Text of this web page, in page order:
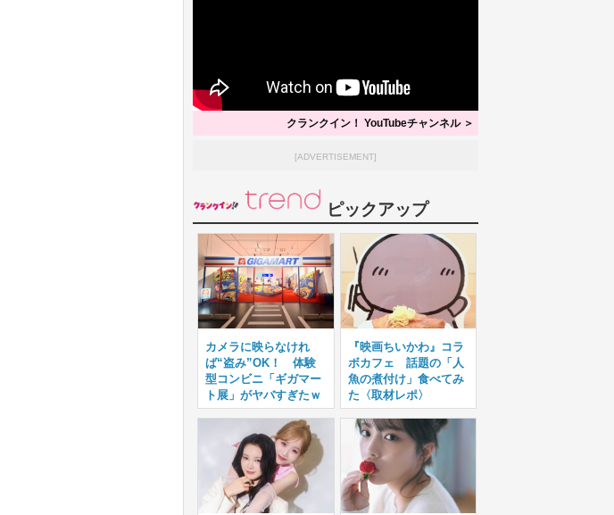
クランクイン！ YouTubeチャンネル ＞
[ADVERTISEMENT]
ピックアップ
カメラに映らなけれ
ば“盗み”OK！ 体験
型コンビニ「ギガマー
ト展」がヤバすぎたｗ
『映画ちいかわ』コラ
ボカフェ 話題の「人
魚の煮付け」食べてみ
た〈取材レポ〉